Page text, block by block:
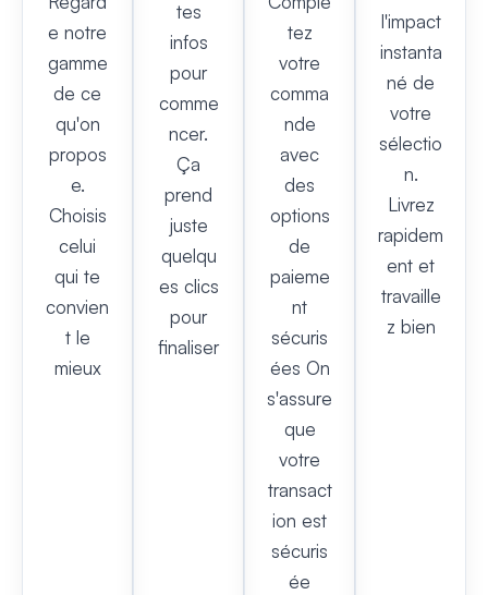
e notre
gamme
de ce
qu'on
propos
e.
Choisis
celui
qui te
convien
t le
mieux
tes
infos
pour
comme
ncer.
Ça
prend
juste
quelqu
es clics
pour
finaliser
tez
votre
comma
nde
avec
des
options
de
paieme
nt
sécuris
ées On
s'assure
que
votre
transact
ion est
sécuris
ée
l'impact
instanta
né de
votre
sélectio
n.
Livrez
rapidem
ent et
travaille
z bien